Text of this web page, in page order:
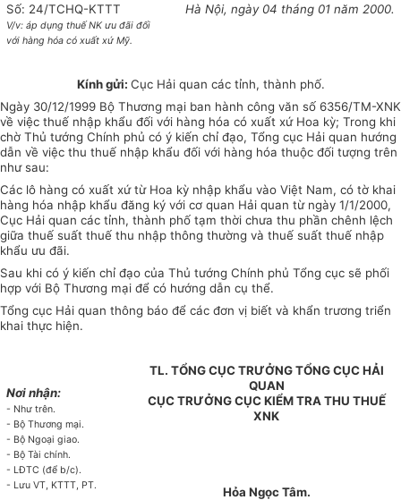
Số: 24/TCHQ-KTTT
V/v: áp dụng thuế NK ưu đãi đối
với hàng hóa có xuất xứ Mỹ.
Hà Nội, ngày 04 tháng 01 năm 2000.
Kính gửi: Cục Hải quan các tỉnh, thành phố.
Ngày 30/12/1999 Bộ Thương mại ban hành công văn số 6356/TM-XNK
về việc thuế nhập khẩu đối với hàng hóa có xuất xứ Hoa kỳ; Trong khi
chờ Thủ tướng Chính phủ có ý kiến chỉ đạo, Tổng cục Hải quan hướng
dẫn về việc thu thuế nhập khẩu đối với hàng hóa thuộc đối tượng trên
như sau:
Các lô hàng có xuất xứ từ Hoa kỳ nhập khẩu vào Việt Nam, có tờ khai
hàng hóa nhập khẩu đăng ký với cơ quan Hải quan từ ngày 1/1/2000,
Cục Hải quan các tỉnh, thành phố tạm thời chưa thu phần chênh lệch
giữa thuế suất thuế thu nhập thông thường và thuế suất thuế nhập
khẩu ưu đãi.
Sau khi có ý kiến chỉ đạo của Thủ tướng Chính phủ Tổng cục sẽ phối
hợp với Bộ Thương mại để có hướng dẫn cụ thể.
Tổng cục Hải quan thông báo để các đơn vị biết và khẩn trương triển
khai thực hiện.
Nơi nhận:
- Như trên.
- Bộ Thương mại.
- Bộ Ngoại giao.
- Bộ Tài chính.
- LĐTC (để b/c).
- Lưu VT, KTTT, PT.
TL. TỔNG CỤC TRƯỞNG TỔNG CỤC HẢI
QUAN
CỤC TRƯỞNG CỤC KIỂM TRA THU THUẾ
XNK
Hỏa Ngọc Tâm.